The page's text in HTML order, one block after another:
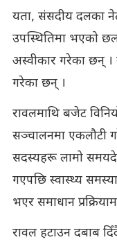
यता, संसदीय दलका
उपस्थितिमा भएको
अस्वीकार गरेका छन्
गरेका छन् ।
रावलमाथि बजेट
सञ्चालनमा एकलौटी
सदस्यहरू लामो
गएपछि स्वास्थ्य
भएर समाधान
रावल हटाउन दबाब